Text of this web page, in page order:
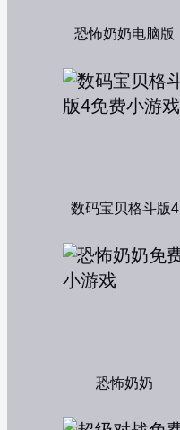
恐怖奶奶电脑版
数码宝贝格斗版4
恐怖奶奶